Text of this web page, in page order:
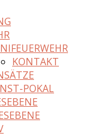
KONTAKT
POKAL